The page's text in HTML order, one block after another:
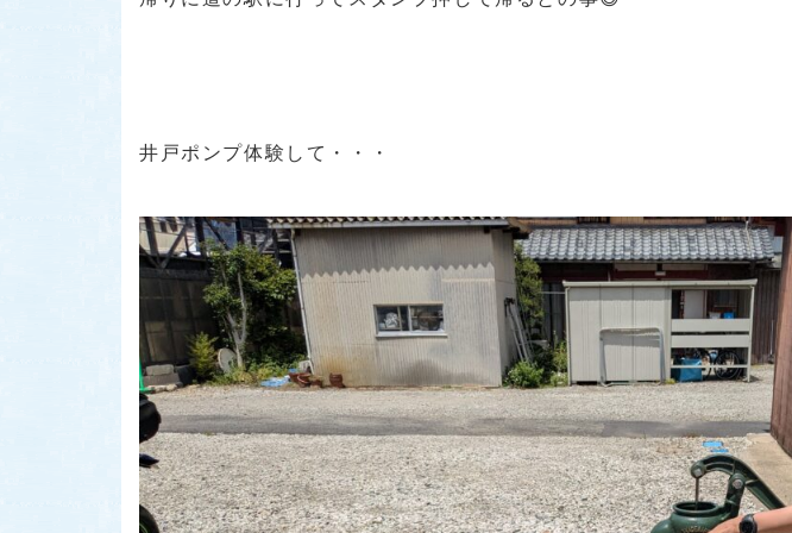
井戸ポンプ体験して・・・